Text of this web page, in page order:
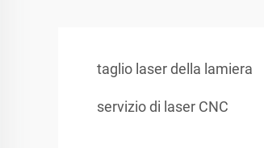
taglio laser della lamiera
servizio di laser CNC